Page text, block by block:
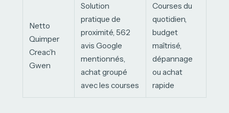
Netto
Quimper
Creac’h
Gwen
Solution
pratique de
proximité, 562
avis Google
mentionnés,
achat groupé
avec les courses
Courses du
quotidien,
budget
maîtrisé,
dépannage
ou achat
rapide